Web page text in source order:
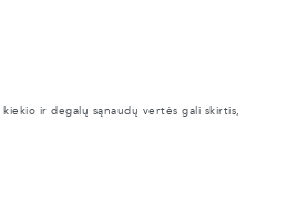
kiekio ir degalų sąnaudų vertės gali skirtis,